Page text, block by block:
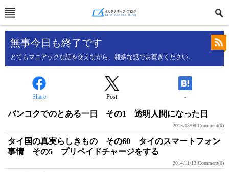
無事今日も終了です
とてもマニアックな話を交えながら、雑多な話でお寛ぎください。
Share Post -
バンコクでのとある一日 その1 透明人間になった日
2015/03/08 Comment(0)
タイ国の真実らしきもの その60 タイのスマートフォン
事情 その5 プリペイドチャージをする
2014/11/13 Comment(0)